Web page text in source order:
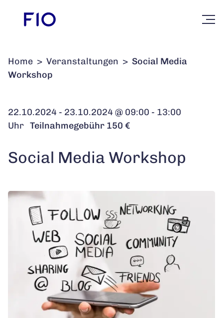
Home > Veranstaltungen > Social Media
Workshop
22.10.2024 - 23.10.2024 @ 09:00 - 13:00
Uhr Teilnahmegebühr 150 €
Social Media Workshop